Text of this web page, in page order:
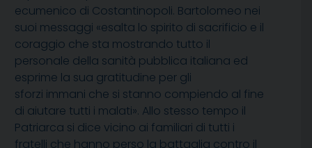
ecumenico di Costantinopoli. Bartolomeo nei
suoi messaggi «esalta lo spirito di sacrificio e il
coraggio che sta mostrando tutto il
personale della sanità pubblica italiana ed
esprime la sua gratitudine per gli
sforzi immani che si stanno compiendo al fine
di aiutare tutti i malati». Allo stesso tempo il
Patriarca si dice vicino ai familiari di tutti i
fratelli che hanno perso la battaglia contro il